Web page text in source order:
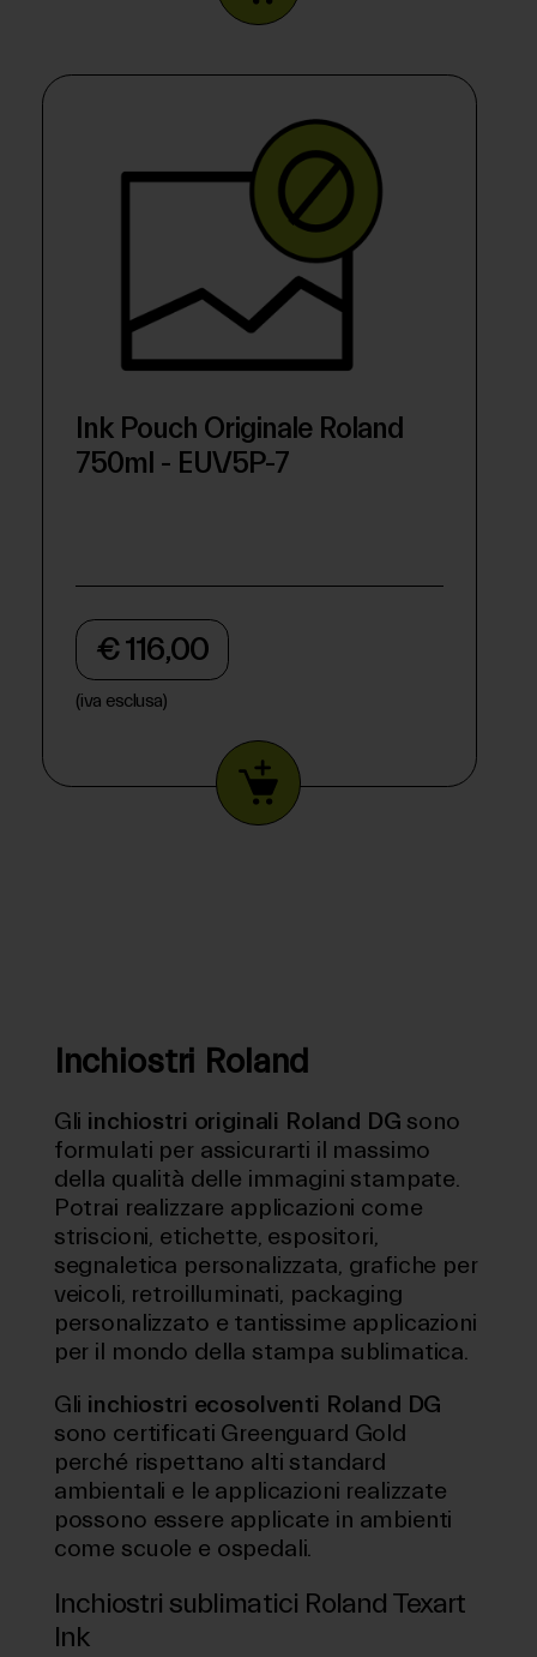
Ink Pouch Originale Roland
750ml - EUV5P-7
€ 116,00
(iva esclusa)
Inchiostri Roland
Gli inchiostri originali Roland DG sono
formulati per assicurarti il massimo
della qualità delle immagini stampate.
Potrai realizzare applicazioni come
striscioni, etichette, espositori,
segnaletica personalizzata, grafiche per
veicoli, retroilluminati, packaging
personalizzato e tantissime applicazioni
per il mondo della stampa sublimatica.
Gli inchiostri ecosolventi Roland DG
sono certificati Greenguard Gold
perché rispettano alti standard
ambientali e le applicazioni realizzate
possono essere applicate in ambienti
come scuole e ospedali.
Inchiostri sublimatici Roland Texart
Ink